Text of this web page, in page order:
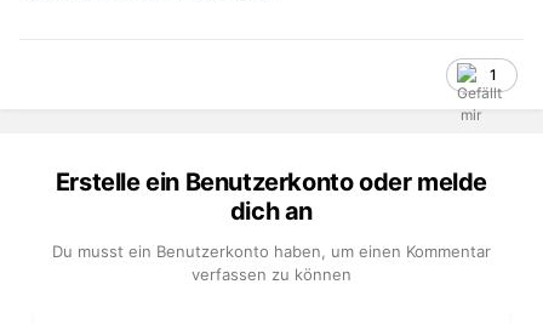
1
Erstelle ein Benutzerkonto oder melde
dich an
Du musst ein Benutzerkonto haben, um einen Kommentar
verfassen zu können